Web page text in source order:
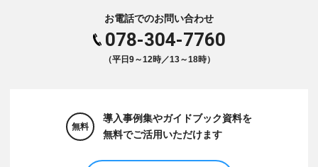
お電話でのお問い合わせ
078-304-7760
（平日9～12時／13～18時）
無料
導入事例集やガイドブック資料を
無料でご活用いただけます